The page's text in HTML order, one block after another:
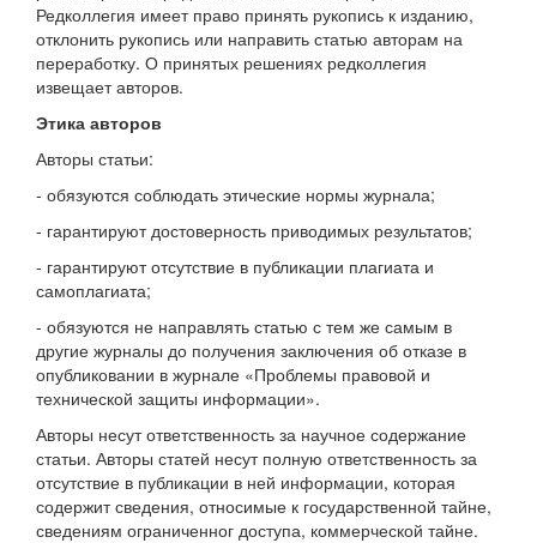
Редколлегия имеет право принять рукопись к изданию,
отклонить рукопись или направить статью авторам на
переработку. О принятых решениях редколлегия
извещает авторов.
Этика авторов
Авторы статьи:
- обязуются соблюдать этические нормы журнала;
- гарантируют достоверность приводимых результатов;
- гарантируют отсутствие в публикации плагиата и
самоплагиата;
- обязуются не направлять статью с тем же самым в
другие журналы до получения заключения об отказе в
опубликовании в журнале «Проблемы правовой и
технической защиты информации».
Авторы несут ответственность за научное содержание
статьи. Авторы статей несут полную ответственность за
отсутствие в публикации в ней информации, которая
содержит сведения, относимые к государственной тайне,
сведениям ограниченног доступа, коммерческой тайне.